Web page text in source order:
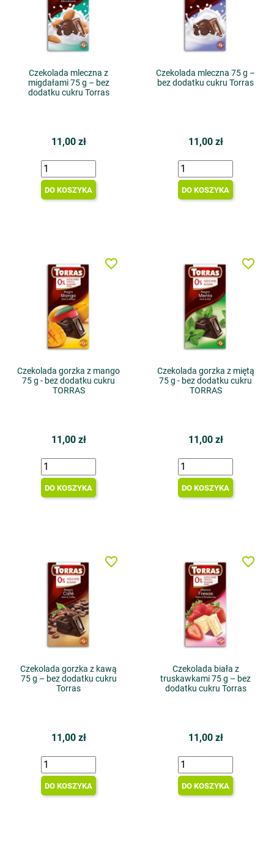
Czekolada mleczna z
migdałami 75 g – bez
dodatku cukru Torras
11,00 zł
DO KOSZYKA
Czekolada mleczna 75 g –
bez dodatku cukru Torras
11,00 zł
DO KOSZYKA
Czekolada gorzka z mango
75 g - bez dodatku cukru
TORRAS
11,00 zł
DO KOSZYKA
favorite_border
Czekolada gorzka z miętą
75 g - bez dodatku cukru
TORRAS
11,00 zł
DO KOSZYKA
favorite_border
Czekolada gorzka z kawą
75 g – bez dodatku cukru
Torras
11,00 zł
DO KOSZYKA
favorite_border
Czekolada biała z
truskawkami 75 g – bez
dodatku cukru Torras
11,00 zł
DO KOSZYKA
favorite_border